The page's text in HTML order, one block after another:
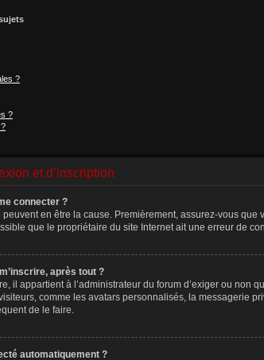
?
?
et d’inscription
connecter ?
peuvent en être la cause. Premièrement, assurez-vous
que le propriétaire du site Internet ait une erreur de
après tout ?
il appartient à l’administrateur du forum d’exiger ou
comme les avatars personnalisés, la messagerie
de le faire.
automatiquement ?